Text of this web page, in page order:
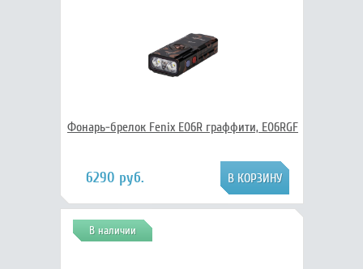
Фонарь-брелок Fenix E06R граффити, E06RGF
6290 руб.
В наличии